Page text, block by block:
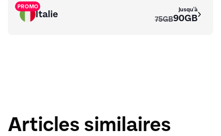
PROMO
Italie 75GB
Jusqu'à
90GB
Articles similaires